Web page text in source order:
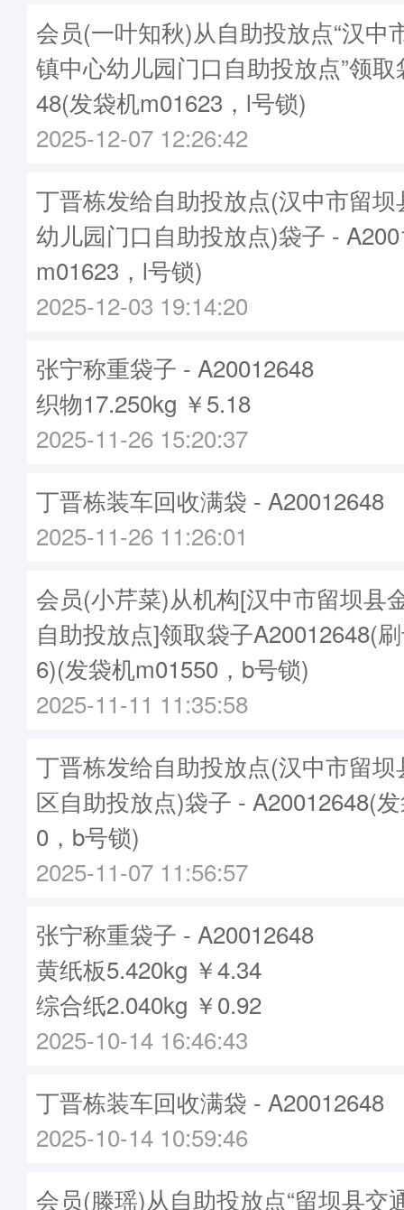
会员(一叶知秋)从自助投放点“汉中
镇中心幼儿园门口自助投放点”领
48(发袋机m01623，l号锁)
2025-12-07 12:26:42
丁晋栋发给自助投放点(汉中市留
幼儿园门口自助投放点)袋子 -
m01623，l号锁)
2025-12-03 19:14:20
张宁称重袋子 - A20012648
织物17.250kg ￥5.18
2025-11-26 15:20:37
丁晋栋装车回收满袋 - A20012648
2025-11-26 11:26:01
会员(小芹菜)从机构[汉中市留坝县
自助投放点]领取袋子A20012648(
6)(发袋机m01550，b号锁)
2025-11-11 11:35:58
丁晋栋发给自助投放点(汉中市留
区自助投放点)袋子 - A20012648(
0，b号锁)
2025-11-07 11:56:57
张宁称重袋子 - A20012648
黄纸板5.420kg ￥4.34
综合纸2.040kg ￥0.92
2025-10-14 16:46:43
丁晋栋装车回收满袋 - A20012648
2025-10-14 10:59:46
会员(滕瑶)从自助投放点“留坝县交